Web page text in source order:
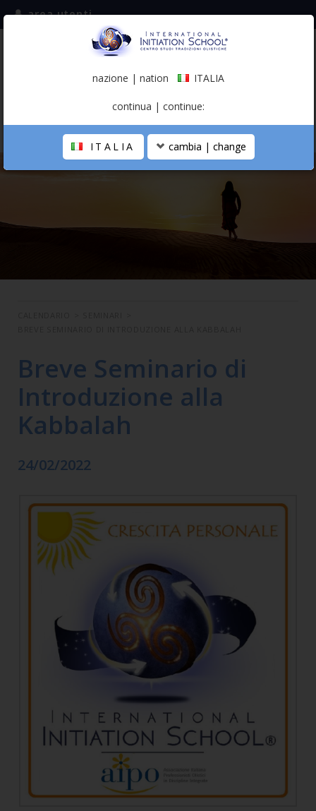
iscriviti alla mailing list
(italiano)
area utenti
LA SCUOLA
Breve Seminario di
Introduzione alla
Kabbalah
24/02/2022
nazione | nation ITALIA
continua | continue:
ITALIA cambia | change